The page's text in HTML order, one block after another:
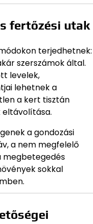
fertőzési utak
terjedhetnek:
szerszámok által.
levelek,
lehetnek a
a kert tisztán
eltávolítása.
a gondozási
a nem megfelelő
megbetegedés
sokkal